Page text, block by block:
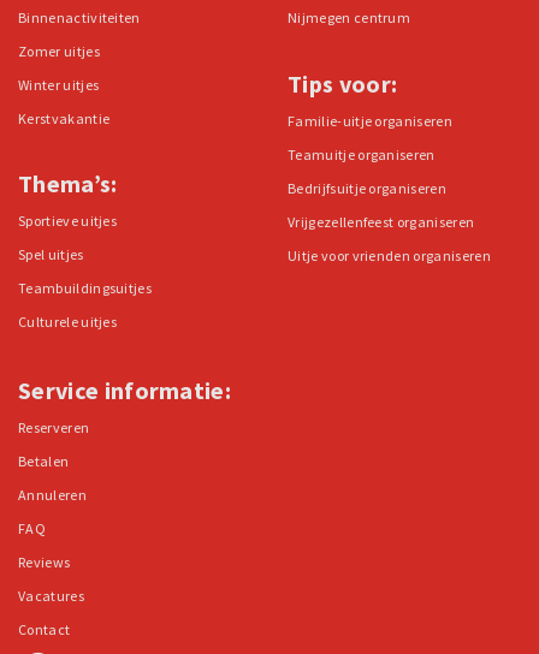
Binnenactiviteiten
Zomer uitjes
Winter uitjes
Kerstvakantie
Thema’s:
Sportieve uitjes
Spel uitjes
Teambuildingsuitjes
Culturele uitjes
Nijmegen centrum
Tips voor:
Familie-uitje organiseren
Teamuitje organiseren
Bedrijfsuitje organiseren
Vrijgezellenfeest organiseren
Uitje voor vrienden organiseren
Service informatie:
Reserveren
Betalen
Annuleren
FAQ
Reviews
Vacatures
Contact